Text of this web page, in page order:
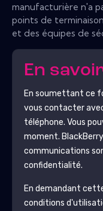
manufacturière n'a
points de
et des équipes de
En
En soumettant ce
vous contacter
téléphone. Vous
moment. BlackBerry
communications
confidentialité.
En demandant
conditions